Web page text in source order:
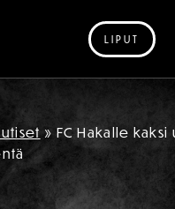
LIPUT
» FC Hakalle kaksi